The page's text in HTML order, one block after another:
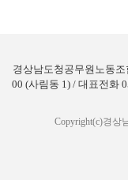
경상남도청공무원노동
00 (사림동 1) / 대표전화
Copyright(c)경상